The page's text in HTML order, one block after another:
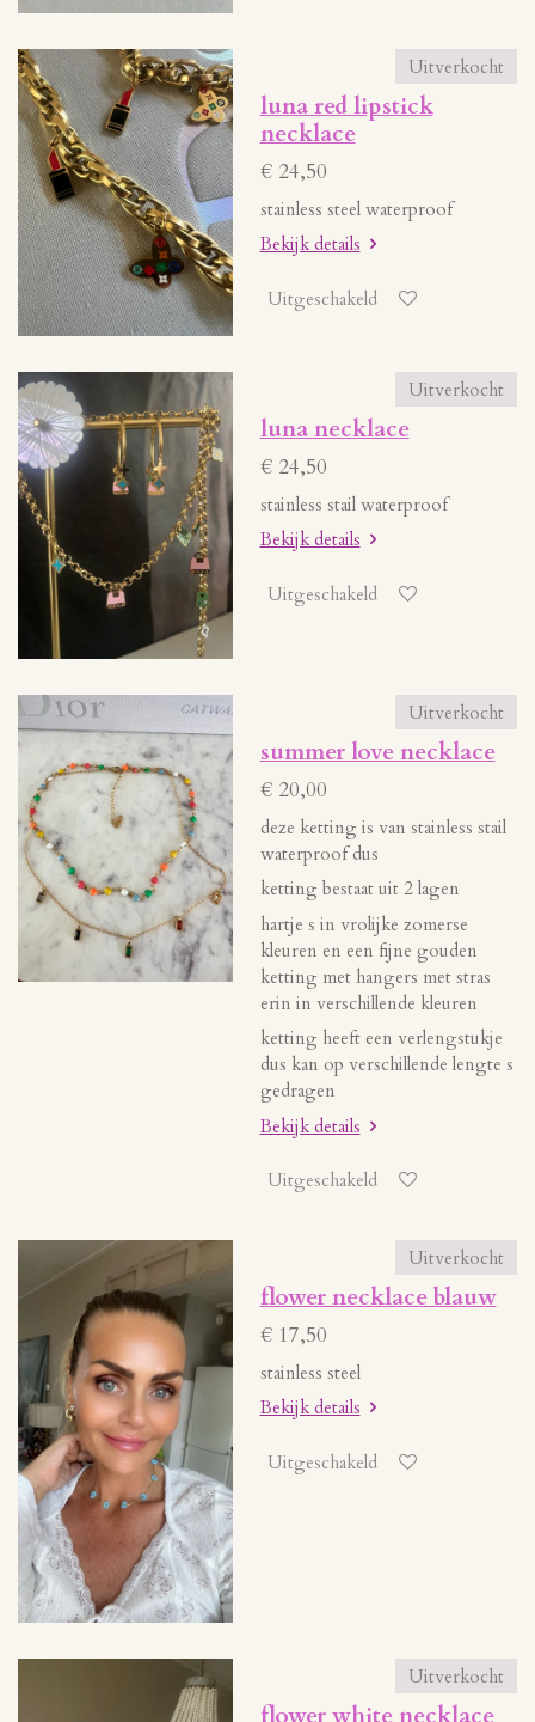
Uitverkocht
luna red lipstick
necklace
€ 24,50
stainless steel waterproof
Bekijk details
Uitgeschakeld
Uitverkocht
luna necklace
€ 24,50
stainless stail waterproof
Bekijk details
Uitgeschakeld
Uitverkocht
summer love necklace
€ 20,00
deze ketting is van stainless stail
waterproof dus
ketting bestaat uit 2 lagen
hartje s in vrolijke zomerse
kleuren en een fijne gouden
ketting met hangers met stras
erin in verschillende kleuren
ketting heeft een verlengstukje
dus kan op verschillende lengte s
gedragen
Bekijk details
Uitgeschakeld
Uitverkocht
flower necklace blauw
€ 17,50
stainless steel
Bekijk details
Uitgeschakeld
Uitverkocht
flower white necklace